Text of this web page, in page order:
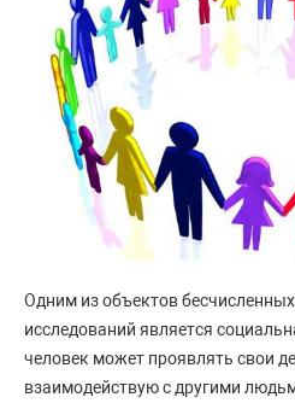
Одним из объектов
исследований является
человек может проявлять свои
взаимодействую с другими